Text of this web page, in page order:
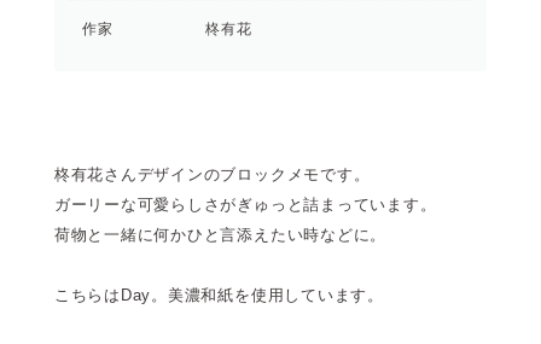
作家 柊有花
柊有花さんデザインのブロックメモです。
ガーリーな可愛らしさがぎゅっと詰まっています。
荷物と一緒に何かひと言添えたい時などに。
こちらはDay。美濃和紙を使用しています。